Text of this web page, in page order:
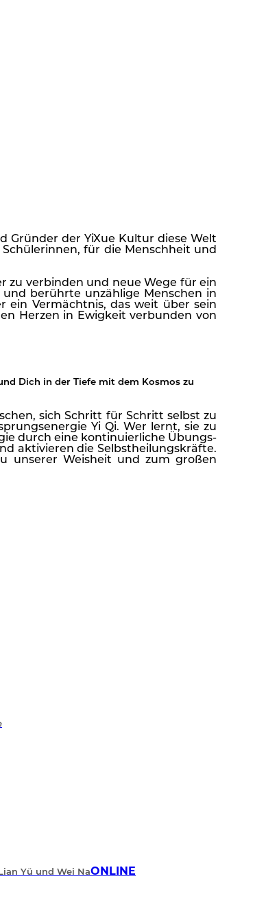
Gründer der YiXue Kultur diese Welt
für die Menschheit und
zu verbinden und neue Wege für ein
berührte unzählige Menschen in
ein Vermächtnis, das weit über sein
Herzen in Ewigkeit verbunden von
Dich in der Tiefe mit dem Kosmos zu
sich Schritt für Schritt selbst zu
Yi Qi. Wer lernt, sie zu
durch eine kontinuierliche Übungs-
aktivieren die Selbstheilungskräfte.
unserer Weisheit und zum großen
Yü und Wei NaONLINE